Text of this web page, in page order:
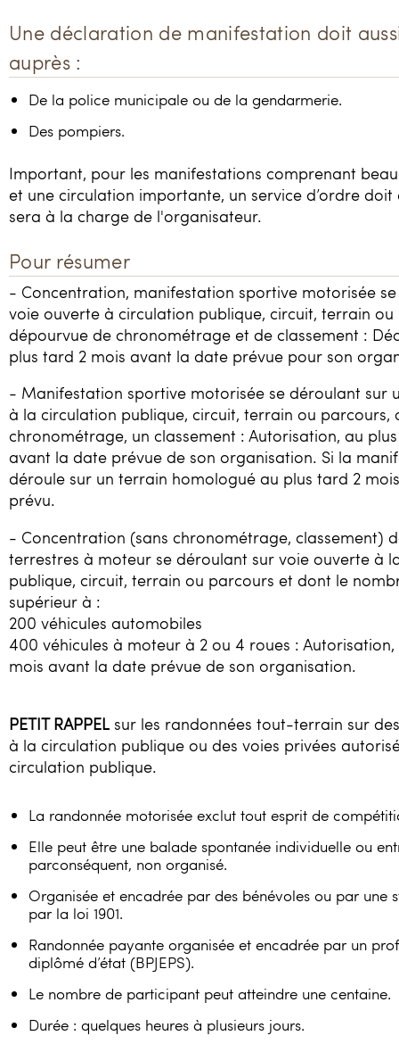
Une déclaration de manifestation doit
auprès :
De la police municipale ou de la gendarmerie.
Des pompiers.
Important, pour les manifestations comprenant
et une circulation importante, un service d’ordre doit
sera à la charge de l'organisateur.
Pour résumer
- Concentration, manifestation sportive motorisée
voie ouverte à circulation publique, circuit, terrain
dépourvue de chronométrage et de classement :
plus tard 2 mois avant la date prévue pour son
- Manifestation sportive motorisée se déroulant sur
à la circulation publique, circuit, terrain ou parcours,
chronométrage, un classement : Autorisation, au
avant la date prévue de son organisation. Si la
déroule sur un terrain homologué au plus tard 2
prévu.
- Concentration (sans chronométrage, classement)
terrestres à moteur se déroulant sur voie ouverte à
publique, circuit, terrain ou parcours et dont le
supérieur à :
200 véhicules automobiles
400 véhicules à moteur à 2 ou 4 roues :
mois avant la date prévue de son organisation.
PETIT RAPPEL sur les randonnées tout-terrain sur
à la circulation publique ou des voies privées
circulation publique.
La randonnée motorisée exclut tout esprit de
Elle peut être une balade spontanée individuelle ou
parconséquent, non organisé.
Organisée et encadrée par des bénévoles ou par une
par la loi 1901.
Randonnée payante organisée et encadrée par un
diplômé d’état (BPJEPS).
Le nombre de participant peut atteindre une centaine.
Durée : quelques heures à plusieurs jours.